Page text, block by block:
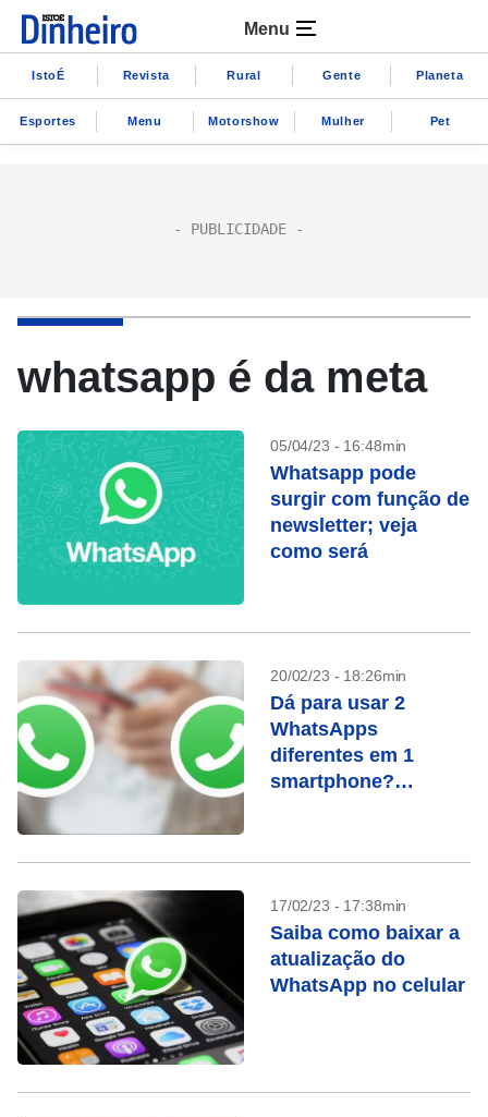
Menu
IstoÉ Revista Rural Gente Planeta
Esportes Menu Motorshow Mulher Pet
whatsapp é da meta
05/04/23 - 16:48min
Whatsapp pode
surgir com função de
newsletter; veja
como será
20/02/23 - 18:26min
Dá para usar 2
WhatsApps
diferentes em 1
smartphone?
17/02/23 - 17:38min
Saiba como baixar a
atualização do
WhatsApp no celular